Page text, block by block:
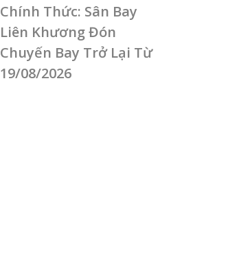
Chính Thức: Sân Bay
Liên Khương Đón
Chuyến Bay Trở Lại Từ
19/08/2026